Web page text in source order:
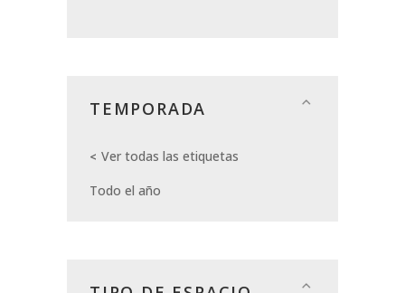
TEMPORADA
Ver todas las etiquetas
Todo el año